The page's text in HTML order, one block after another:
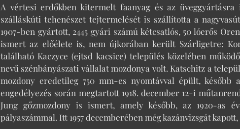
A vértesi erdőkben kitermelt faanyag és az
szálláskúti tehenészet tejtermelését is szállította a
1907-ben gyártott, 2445 gyári számú kétcsatlós, 50 lóerős
ismert az előélete is, nem újkorában került Szárligetre:
található Kaczyce (ejtsd kacsice) település közelében
nevű szénbányászati vállalat mozdonya volt. Katschitz a
mozdony eredetileg 750 mm-es nyomtávval épült,
engedélyezés során megtartott 1918. december 12-i
Jung gőzmozdony is ismert, amely később, az 1920-as
pályaszámmal. Itt 1957 decemberében még kazánvizsgát